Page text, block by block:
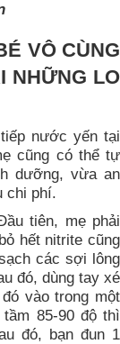
VÔ CÙNG
NHỮNG LO
nước yến tại
cũng có thể tự
dưỡng, vừa an
chi phí.
tiên, mẹ phải
hết nitrite cũng
các sợi lông
đó, dùng tay xé
vào trong một
85-90 độ thì
đó, bạn đun 1